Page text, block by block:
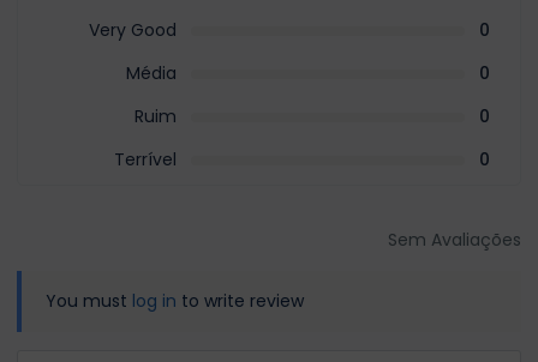
Very Good
0
Média
0
Ruim
0
Terrível
0
Sem Avaliações
You must log in to write review